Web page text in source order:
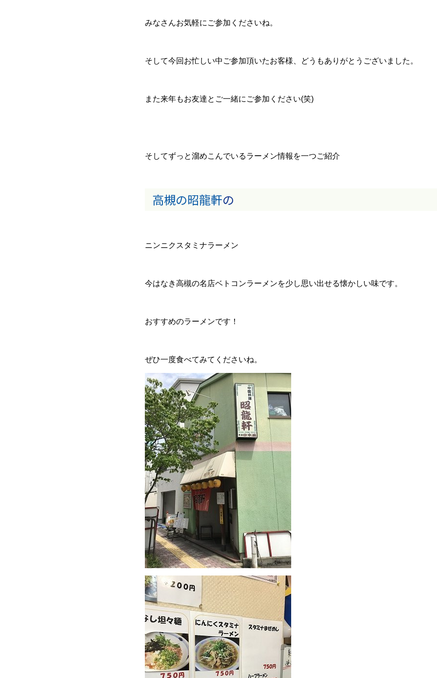
みなさんお気軽にご参加くださいね。
そして今回お忙しい中ご参加頂いたお客様、どうもありがとうございました。
また来年もお友達とご一緒にご参加ください(笑)
そしてずっと溜めこんでいるラーメン情報を一つご紹介
高槻の昭龍軒の
ニンニクスタミナラーメン
今はなき高槻の名店ベトコンラーメンを少し思い出せる懐かしい味です。
おすすめのラーメンです！
ぜひ一度食べてみてくださいね。